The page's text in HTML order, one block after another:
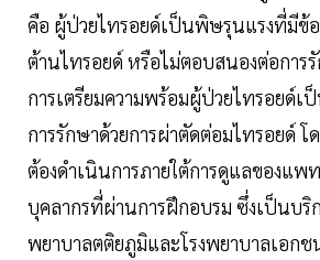
คือ ผู้ป่วยไทรอยด์เป็นพิษรุนแรงที่มีข้อ
ต้านไทรอยด์ หรือไม่ตอบสนองต่อการ
การเตรียมความพร้อมผู้ป่วยไทรอยด์
การรักษาด้วยการผ่าตัดต่อมไทรอยด์ โ
ต้องดำเนินการภายใต้การดูแลของแพ
บุคลากรที่ผ่านการฝึกอบรม ซึ่งเป็นบริก
พยาบาลตติยภูมิและโรงพยาบาลเอกช